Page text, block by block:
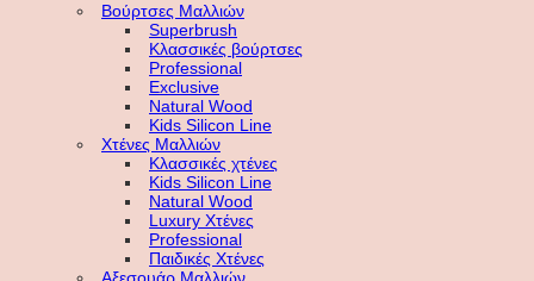
Βούρτσες Μαλλιών
Superbrush
Κλασσικές βούρτσες
Professional
Exclusive
Natural Wood
Kids Silicon Line
Χτένες Μαλλιών
Κλασσικές χτένες
Kids Silicon Line
Natural Wood
Luxury Χτένες
Professional
Παιδικές Χτένες